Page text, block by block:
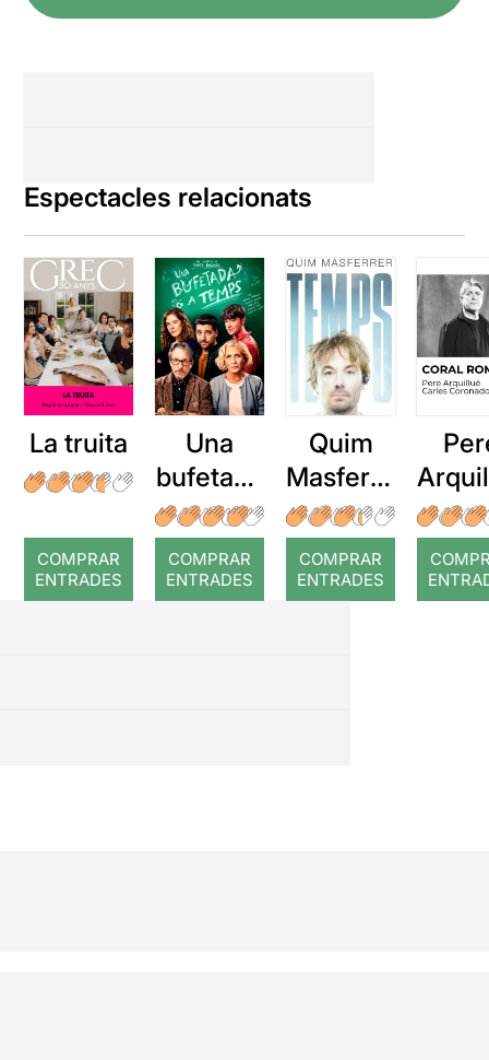
Espectacles relacionats
La truita
COMPRAR
ENTRADES
Una
bufetada
a temps
COMPRAR
ENTRADES
Quim
Masferre
r: Temps
COMPRAR
ENTRADES
: